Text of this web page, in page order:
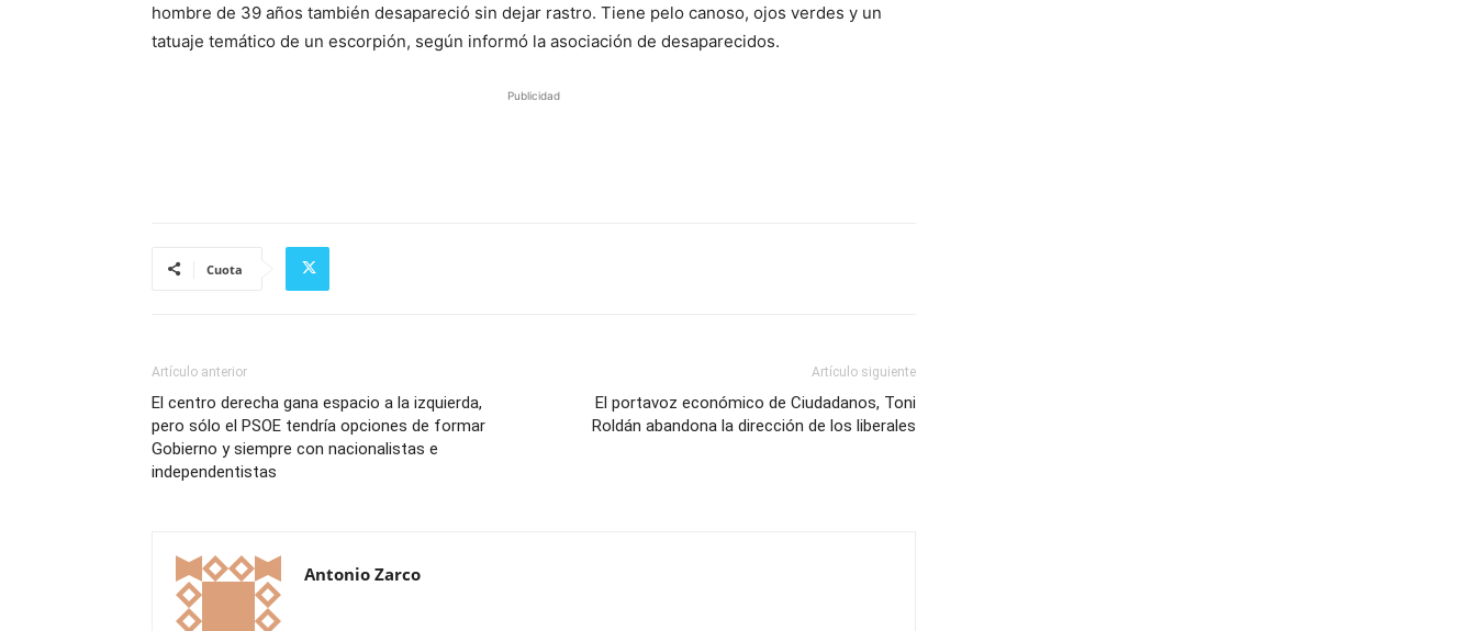
hombre de 39 años también desapareció sin dejar rastro. Tiene pelo canoso, ojos verdes y un
tatuaje temático de un escorpión, según informó la asociación de desaparecidos.
Publicidad
Cuota
Artículo anterior
El centro derecha gana espacio a la izquierda,
pero sólo el PSOE tendría opciones de formar
Gobierno y siempre con nacionalistas e
independentistas
Artículo siguiente
El portavoz económico de Ciudadanos, Toni
Roldán abandona la dirección de los liberales
Antonio Zarco